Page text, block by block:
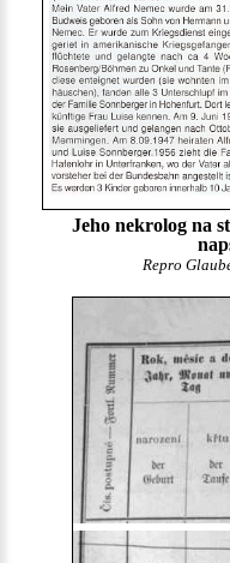
Jeho nekrolog na
Repro